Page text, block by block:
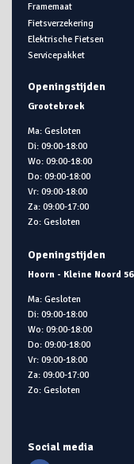
Framemaat
Fietsverzekering
Elektrische Fietsen
Servicepakket
Openingstijden
Grootebroek
Ma: Gesloten
Di: 09:00-18:00
Wo: 09:00-18:00
Do: 09:00-18:00
Vr: 09:00-18:00
Za: 09:00-17:00
Zo: Gesloten
Openingstijden
Hoorn - Kleine Noord 56
Ma: Gesloten
Di: 09:00-18:00
Wo: 09:00-18:00
Do: 09:00-18:00
Vr: 09:00-18:00
Za: 09:00-17:00
Zo: Gesloten
Social media